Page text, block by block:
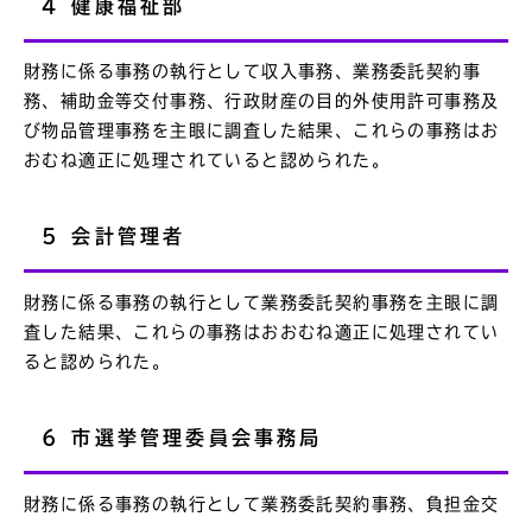
4 健康福祉部
財務に係る事務の執行として収入事務、業務委託契約事
務、補助金等交付事務、行政財産の目的外使用許可事務及
び物品管理事務を主眼に調査した結果、これらの事務はお
おむね適正に処理されていると認められた。
5 会計管理者
財務に係る事務の執行として業務委託契約事務を主眼に調
査した結果、これらの事務はおおむね適正に処理されてい
ると認められた。
6 市選挙管理委員会事務局
財務に係る事務の執行として業務委託契約事務、負担金交